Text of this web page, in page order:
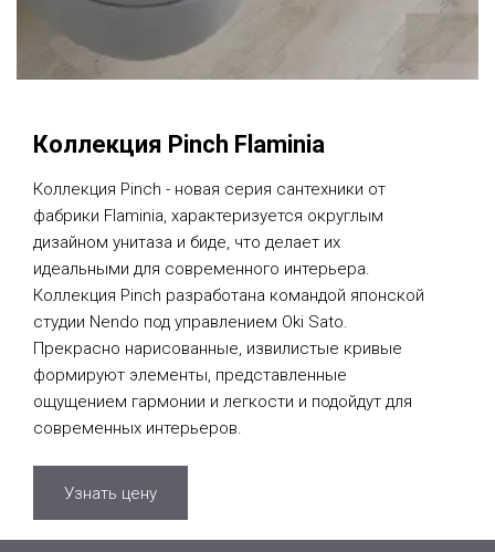
Коллекция Pinch Flaminia
Коллекция Pinch - новая серия сантехники от
фабрики Flaminia, характеризуется округлым
дизайном унитаза и биде, что делает их
идеальными для современного интерьера.
Коллекция Pinch разработана командой японской
студии Nendo под управлением Oki Sato.
Прекрасно нарисованные, извилистые кривые
формируют элементы, представленные
ощущением гармонии и легкости и подойдут для
современных интерьеров.
Узнать цену